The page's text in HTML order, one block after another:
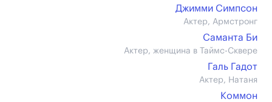
Джимми Симпсон
Актер, Армстронг
Саманта Би
Актер, женщина в Таймс-Сквере
Галь Гадот
Актер, Натаня
Коммон